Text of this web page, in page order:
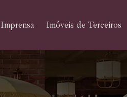
Imprensa Imóveis de Terceiros